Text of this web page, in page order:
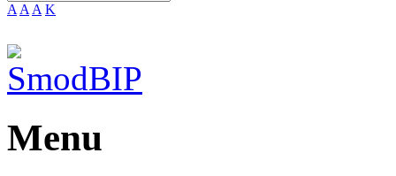
A A A K
Menu